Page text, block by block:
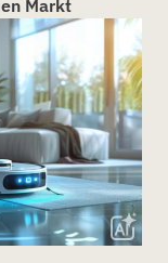
Markt